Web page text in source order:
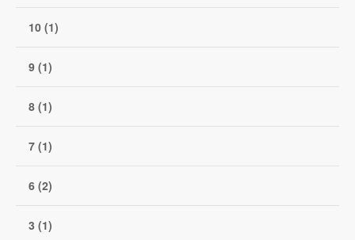
10 (1)
9 (1)
8 (1)
7 (1)
6 (2)
3 (1)